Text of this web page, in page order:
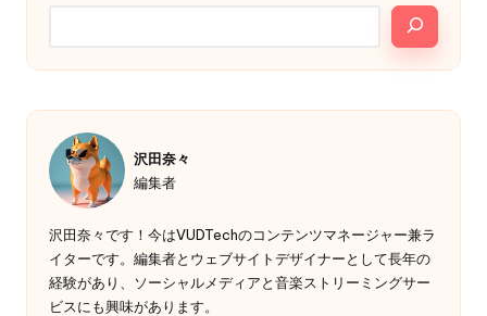
沢田奈々
編集者
沢田奈々です！今はVUDTechのコンテンツマネージャー兼ラ
イターです。編集者とウェブサイトデザイナーとして長年の
経験があり、ソーシャルメディアと音楽ストリーミングサー
ビスにも興味があります。